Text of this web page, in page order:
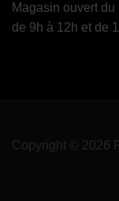
Magasin ouvert
de 9h à 12h et de
Copyright © 2026